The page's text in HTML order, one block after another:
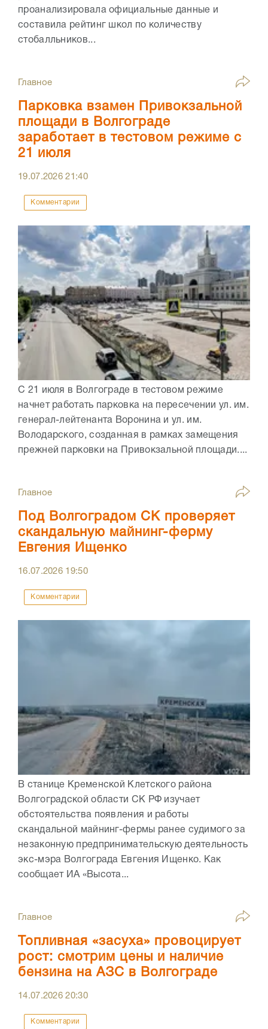
проанализировала официальные данные и
составила рейтинг школ по количеству
стобалльников...
Главное
Парковка взамен Привокзальной
площади в Волгограде
заработает в тестовом режиме с
21 июля
19.07.202621:40
Комментарии
С 21 июля в Волгограде в тестовом режиме
начнет работать парковка на пересечении ул. им.
генерал-лейтенанта Воронина и ул. им.
Володарского, созданная в рамках замещения
прежней парковки на Привокзальной площади....
Главное
Под Волгоградом СК проверяет
скандальную майнинг-ферму
Евгения Ищенко
16.07.2026 19:50
Комментарии
В станице Кременской Клетского района
Волгоградской области СК РФ изучает
обстоятельства появления и работы
скандальной майнинг-фермы ранее судимого за
незаконную предпринимательскую деятельность
экс-мэра Волгограда Евгения Ищенко. Как
сообщает ИА «Высота...
Главное
Топливная «засуха» провоцирует
рост: смотрим цены и наличие
бензина на АЗС в Волгограде
14.07.202620:30
Комментарии